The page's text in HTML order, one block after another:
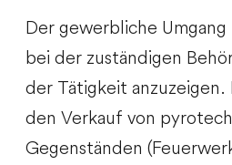
Der gewerbliche
bei der zuständigen
der Tätigkeit
den Verkauf von
Gegenständen